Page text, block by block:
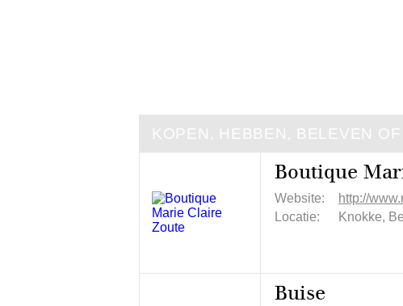
KOPEN, HEBBEN, BELEVEN
Boutique
Website:
http://
Locatie:
Knokke,
Buise